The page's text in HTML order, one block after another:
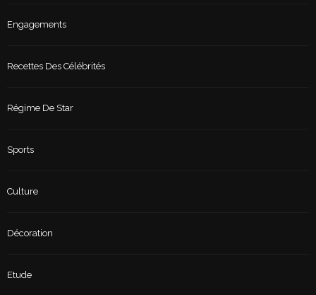
Engagements
Recettes Des Célébrités
Régime De Star
Sports
Culture
Décoration
Etude